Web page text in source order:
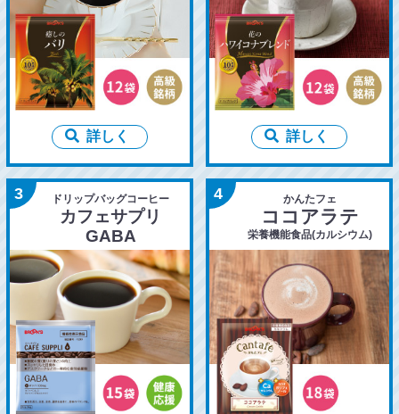
詳しく 詳しく
3 ドリップバッグコーヒー
カフェサプリ
GABA
4 かんたフェ
ココアラテ
栄養機能食品(カルシウム)